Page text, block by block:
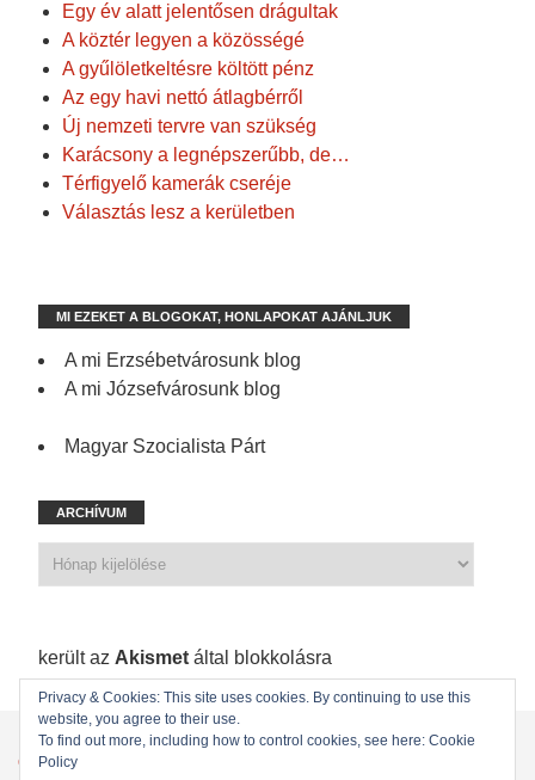
Egy év alatt jelentősen drágultak
A köztér legyen a közösségé
A gyűlöletkeltésre költött pénz
Az egy havi nettó átlagbérről
Új nemzeti tervre van szükség
Karácsony a legnépszerűbb, de…
Térfigyelő kamerák cseréje
Választás lesz a kerületben
MI EZEKET A BLOGOKAT, HONLAPOKAT AJÁNLJUK
A mi Erzsébetvárosunk blog
A mi Józsefvárosunk blog
Magyar Szocialista Párt
ARCHÍVUM
került az Akismet által blokkolásra
KEZDŐLAP
ÖNKORMÁNYZATI KÉPVISELŐINK
ÖNKORMÁNYZAT
Privacy & Cookies: This site uses cookies. By continuing to use this
website, you agree to their use.
To find out more, including how to control cookies, see here: Cookie
Policy